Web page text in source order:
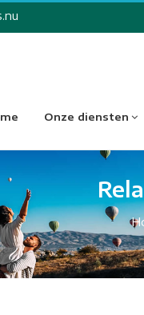
Onze diensten